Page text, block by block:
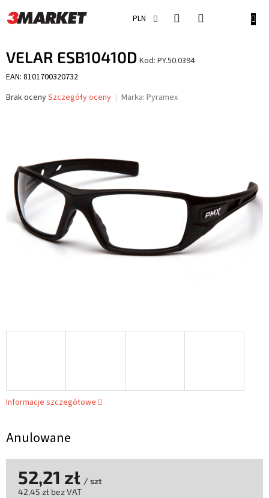
do
treści
PLN
VELAR ESB10410D Kod: PY.50.0394
EAN: 8101700320732
Średnia
gwiazdek.
Brak ocenySzczegóły oceny Marka: Pyramex
Anulowane
Informacje szczegółowe
52,21 zł / szt
42,45 zł bez VAT